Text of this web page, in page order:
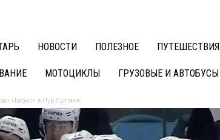
НОВОСТИ ПОЛЕЗНОЕ ПУТЕШЕСТВИЯ
МОТОЦИКЛЫ ГРУЗОВЫЕ И АВТОБУСЫ
«Барыс» в Нур-Султане